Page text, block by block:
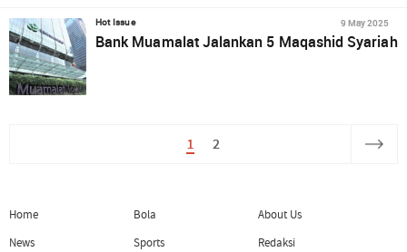
Hot Issue 9 May 2025
Bank Muamalat Jalankan 5 Maqashid Syariah
1 2
Home
News
Bola
Sports
About Us
Redaksi